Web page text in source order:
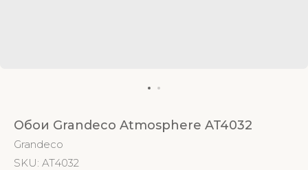
Обои Grandeco Atmosphere AT4032
Grandeco
SKU: AT4032